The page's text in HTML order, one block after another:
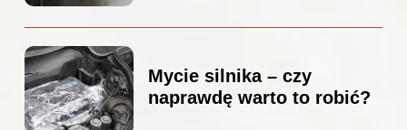
Mycie silnika – czy
naprawdę warto to robić?